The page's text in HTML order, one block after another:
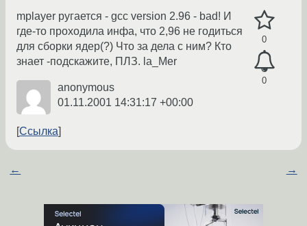
0
0
mplayer ругается - gcc version 2.96 - bad! И
где-то проходила инфа, что 2,96 не годиться
для сборки ядер(?) Что за дела с ним? Кто
знает -подскажите, ПЛЗ. la_Mer
anonymous
01.11.2001 14:31:17 +00:00
Ссылка
← →